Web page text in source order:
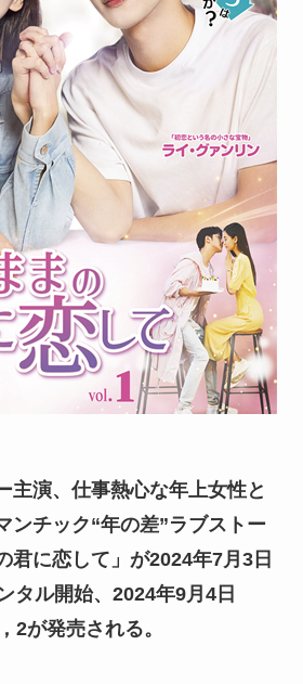
主演、仕事熱心な年上女性と
ンチック“年の差”ラブストー
君に恋して」が2024年7月3日
タル開始、2024年9月4日
2が発売される。